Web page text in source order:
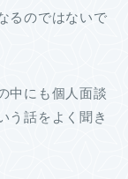
るのではないで
中にも個人面談
う話をよく聞き